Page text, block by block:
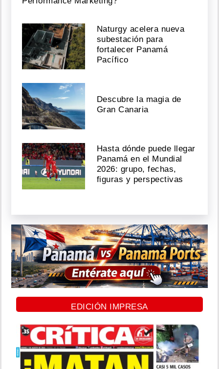
Naturgy acelera nueva
subestación para
fortalecer Panamá
Pacífico
Descubre la magia de
Gran Canaria
Hasta dónde puede llegar
Panamá en el Mundial
2026: grupo, fechas,
figuras y perspectivas
EDICIÓN IMPRESA